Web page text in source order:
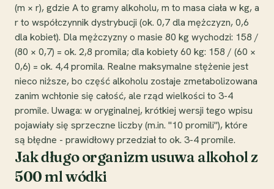
(m × r), gdzie A to gramy alkoholu, m to masa ciała w kg, a
r to współczynnik dystrybucji (ok. 0,7 dla mężczyzn, 0,6
dla kobiet). Dla mężczyzny o masie 80 kg wychodzi: 158 /
(80 × 0,7) = ok. 2,8 promila; dla kobiety 60 kg: 158 / (60 ×
0,6) = ok. 4,4 promila. Realne maksymalne stężenie jest
nieco niższe, bo część alkoholu zostaje zmetabolizowana
zanim wchłonie się całość, ale rząd wielkości to 3-4
promile. Uwaga: w oryginalnej, krótkiej wersji tego wpisu
pojawiały się sprzeczne liczby (m.in. "10 promili"), które
są błędne - prawidłowy przedział to ok. 3-4 promile.
Jak długo organizm usuwa alkohol z
500 ml wódki